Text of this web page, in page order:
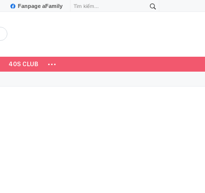
Fanpage aFamily
40S CLUB